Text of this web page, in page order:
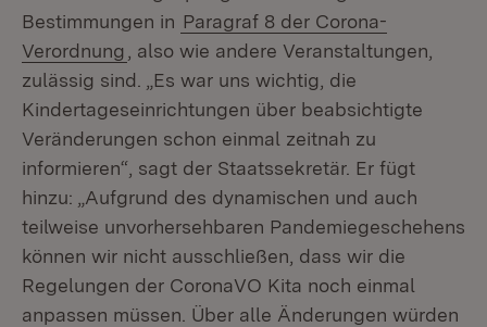
Bestimmungen in Paragraf 8 der Corona-
Verordnung
, also wie andere Veranstaltungen,
zulässig sind. „Es war uns wichtig, die
Kindertageseinrichtungen über beabsichtigte
Veränderungen schon einmal zeitnah zu
informieren“, sagt der Staatssekretär. Er fügt
hinzu: „Aufgrund des dynamischen und auch
teilweise unvorhersehbaren Pandemiegeschehens
können wir nicht ausschließen, dass wir die
Regelungen der CoronaVO Kita noch einmal
anpassen müssen. Über alle Änderungen würden